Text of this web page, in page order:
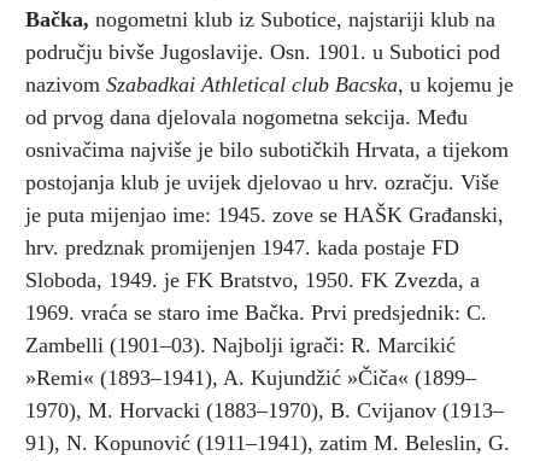
Bačka, nogometni klub iz Subotice, najstariji klub na
području bivše Jugoslavije. Osn. 1901. u Subotici pod
nazivom Szabadkai Athletical club Bacska, u kojemu je
od prvog dana djelovala nogometna sekcija. Među
osnivačima najviše je bilo subotičkih Hrvata, a tijekom
postojanja klub je uvijek djelovao u hrv. ozračju. Više
je puta mijenjao ime: 1945. zove se HAŠK Građanski,
hrv. predznak promijenjen 1947. kada postaje FD
Sloboda, 1949. je FK Bratstvo, 1950. FK Zvezda, a
1969. vraća se staro ime Bačka. Prvi predsjednik: C.
Zambelli (1901–03). Najbolji igrači: R. Marcikić
»Remi« (1893–1941), A. Kujundžić »Čiča« (1899–
1970), M. Horvacki (1883–1970), B. Cvijanov (1913–
91), N. Kopunović (1911–1941), zatim M. Beleslin, G.